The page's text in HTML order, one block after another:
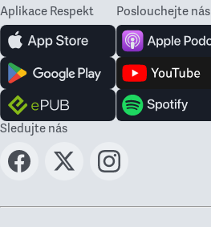
Aplikace Respekt Poslouchejte nás
Sledujte nás